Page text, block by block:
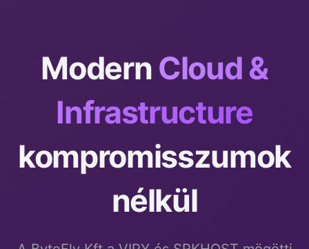
Modern Cloud &
Infrastructure
kompromisszumok
nélkül